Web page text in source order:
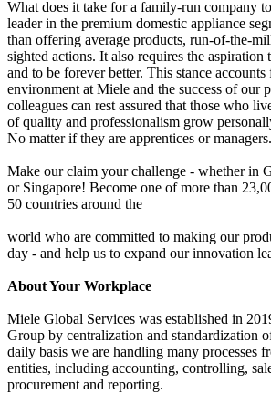
What does it take for a family-run company
leader in the premium domestic appliance
than offering average products, run-of-the-
sighted actions. It also requires the aspiration
and to be forever better. This stance
environment at Miele and the success of our
colleagues can rest assured that those who
of quality and professionalism grow
No matter if they are apprentices or managers.
Make our claim your challenge - whether in
or Singapore! Become one of more than
50 countries around the
world who are committed to making our
day - and help us to expand our innovation
About Your Workplace
Miele Global Services was established in
Group by centralization and standardization
daily basis we are handling many processes
entities, including accounting, controlling,
procurement and reporting.